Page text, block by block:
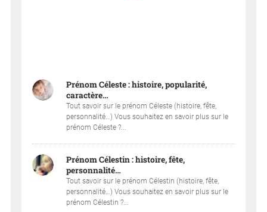
Prénom Céleste : histoire, popularité,
caractère…
Tout savoir sur le prénom Céleste (histoire, fête,
personnalité…) Vous souhaitez en savoir plus sur le
prénom Céleste ?...
Prénom Célestin : histoire, fête,
personnalité…
Tout savoir sur le prénom Célestin (histoire, fête,
personnalité…) Vous souhaitez en savoir plus sur le
prénom Célestin ?...